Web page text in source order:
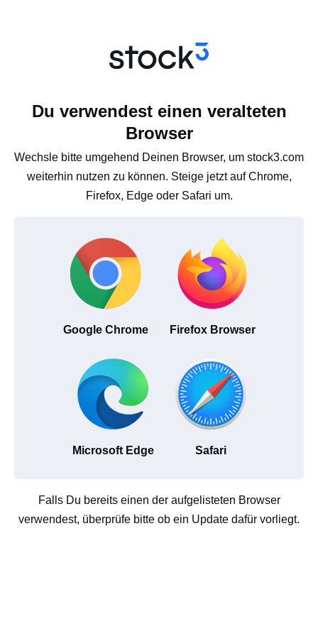
Du verwendest einen veralteten
Browser
Wechsle bitte umgehend Deinen Browser, um stock3.com
weiterhin nutzen zu können. Steige jetzt auf Chrome,
Firefox, Edge oder Safari um.
Google Chrome Firefox Browser
Microsoft Edge Safari
Falls Du bereits einen der aufgelisteten Browser
verwendest, überprüfe bitte ob ein Update dafür vorliegt.